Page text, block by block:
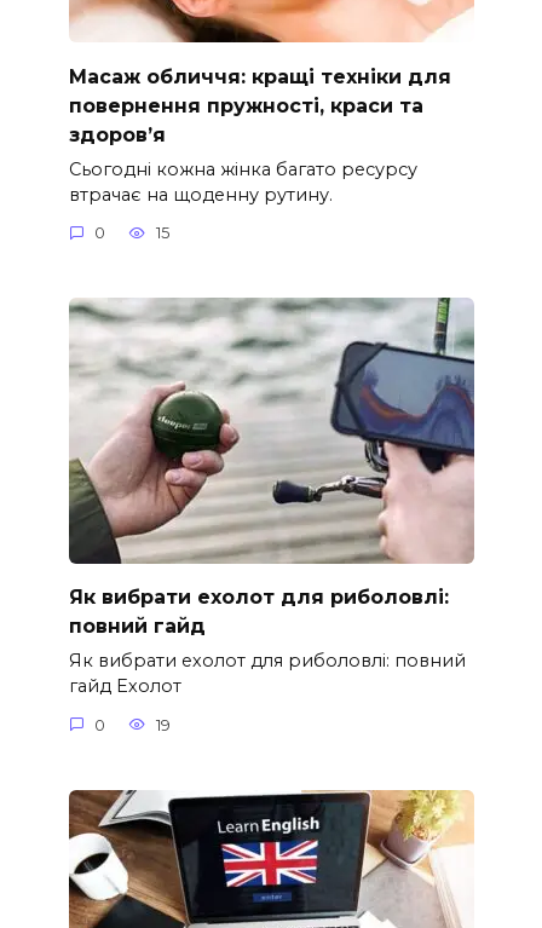
Масаж обличчя: кращі техніки для
повернення пружності, краси та
здоров’я
Сьогодні кожна жінка багато ресурсу
втрачає на щоденну рутину.
0 15
Як вибрати ехолот для риболовлі:
повний гайд
Як вибрати ехолот для риболовлі: повний
гайд Ехолот
0 19